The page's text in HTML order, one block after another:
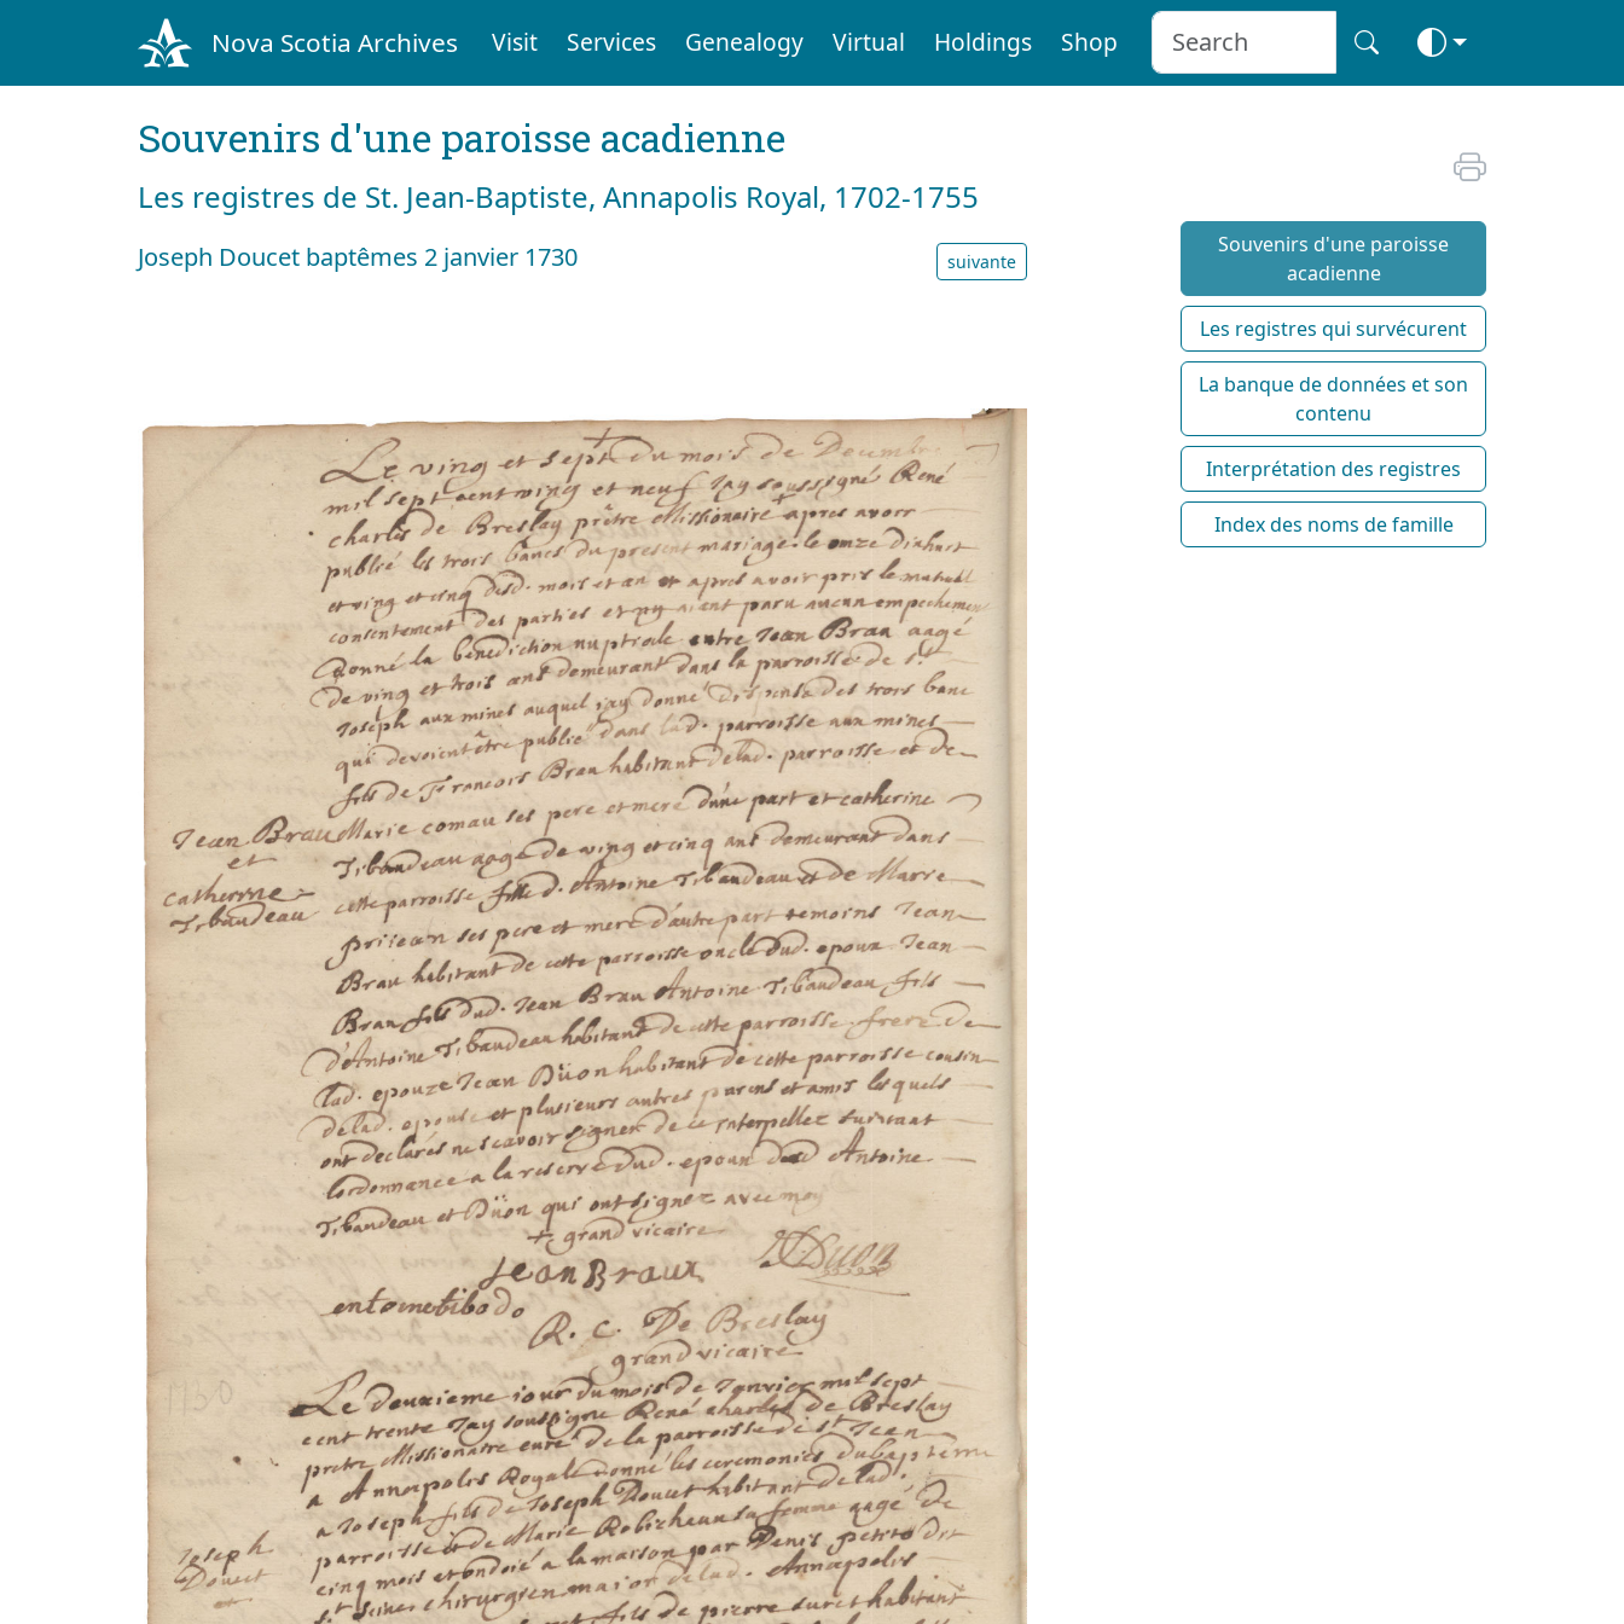
Nova Scotia Archives Visit Services Genealogy Virtual Holdings Shop
Souvenirs d'une paroisse acadienne
Les registres de St. Jean-Baptiste, Annapolis Royal, 1702-1755
Joseph Doucet baptêmes 2 janvier 1730 suivante
Souvenirs d'une paroisse
acadienne
Les registres qui survécurent
La banque de données et son
contenu
Interprétation des registres
Index des noms de famille